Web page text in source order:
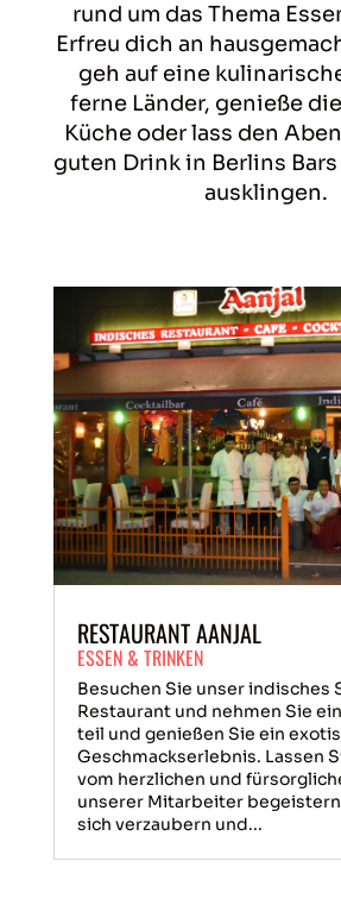
rund um das Thema
Erfreu dich an
geh auf eine
ferne Länder, genieße
Küche oder lass den
guten Drink in Berlins
ausklingen.
RESTAURANT AANJAL
ESSEN & TRINKEN
Besuchen Sie unser indisches
Restaurant und nehmen Sie
teil und genießen Sie ein
Geschmackserlebnis. Lassen
vom herzlichen und
unserer Mitarbeiter
sich verzaubern und...